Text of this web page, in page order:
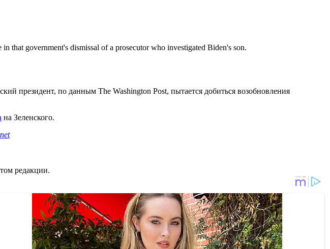
that government's dismissal of a prosecutor who investigated Biden's son.
президент, по данным The Washington Post, пытается добиться возобновления
на Зеленского.
редакции.